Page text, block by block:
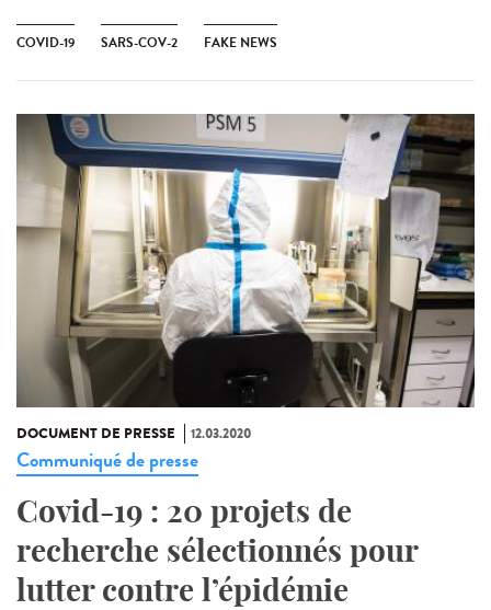
COVID-19 SARS-COV-2 FAKE NEWS
DOCUMENT DE PRESSE 12.03.2020
Communiqué de presse
Covid-19 : 20 projets de
recherche sélectionnés pour
lutter contre l’épidémie